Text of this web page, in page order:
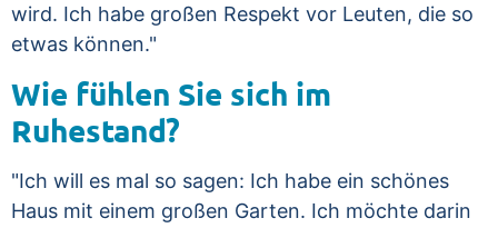
wird. Ich habe großen Respekt vor Leuten, die so
etwas können."
Wie fühlen Sie sich im
Ruhestand?
"Ich will es mal so sagen: Ich habe ein schönes
Haus mit einem großen Garten. Ich möchte darin